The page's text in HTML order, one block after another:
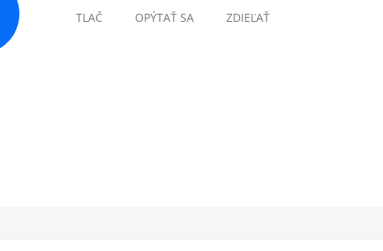
TLAČ OPÝTAŤ SA ZDIEĽAŤ